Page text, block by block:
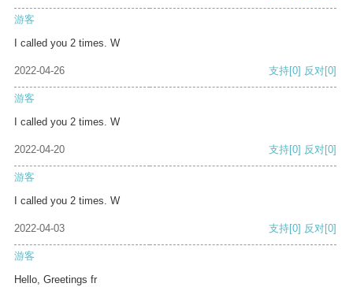
游客
I called you 2 times. W
2022-04-26 支持[0] 反对[0]
游客
I called you 2 times. W
2022-04-20 支持[0] 反对[0]
游客
I called you 2 times. W
2022-04-03 支持[0] 反对[0]
游客
Hello, Greetings fr